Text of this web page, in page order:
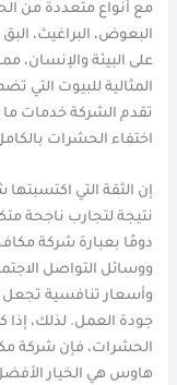
مع أنواع متعددة من
البعوض، البراغيث،
على البيئة
المثالية للبيوت التي
تقدم الشركة خدمات ما
اختفاء الحشرات
إن الثقة التي
نتيجة لتجارب ناجحة
دومًا بعبارة شركة
ووسائل التواصل
وأسعار تنافسية تجعل
جودة العمل. لذلك،
الحشرات، فإن شركة
هاوس هي الخيار الأفضل